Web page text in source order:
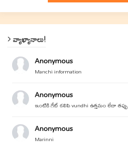
వ్యాఖ్యానాలు!
Anonymous
Manchi information
Anonymous
ఇంటికి గేట్ కలిపి vundhi ఉత్తమం లేదా తప్పు
Anonymous
Marinni